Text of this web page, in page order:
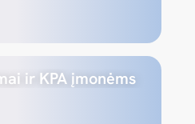
ir KPA įmonėms